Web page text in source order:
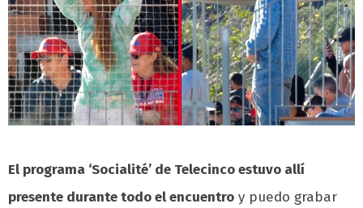
El programa ‘Socialité’ de Telecinco estuvo allí
presente durante todo el encuentro y puedo grabar